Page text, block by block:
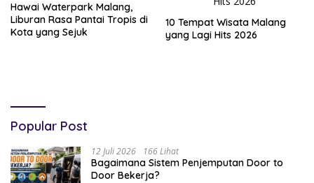
Hawai Waterpark Malang,
Liburan Rasa Pantai Tropis di
Kota yang Sejuk
10 Tempat Wisata Malang
yang Lagi Hits 2026
Popular Post
12 Juli 2026 166 Lihat
Bagaimana Sistem Penjemputan Door to
Door Bekerja?